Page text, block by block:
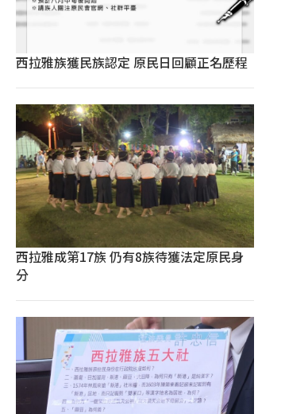
西拉雅族獲民族認定 原民日回顧正名歷程
西拉雅成第17族 仍有8族待獲法定原民身
分